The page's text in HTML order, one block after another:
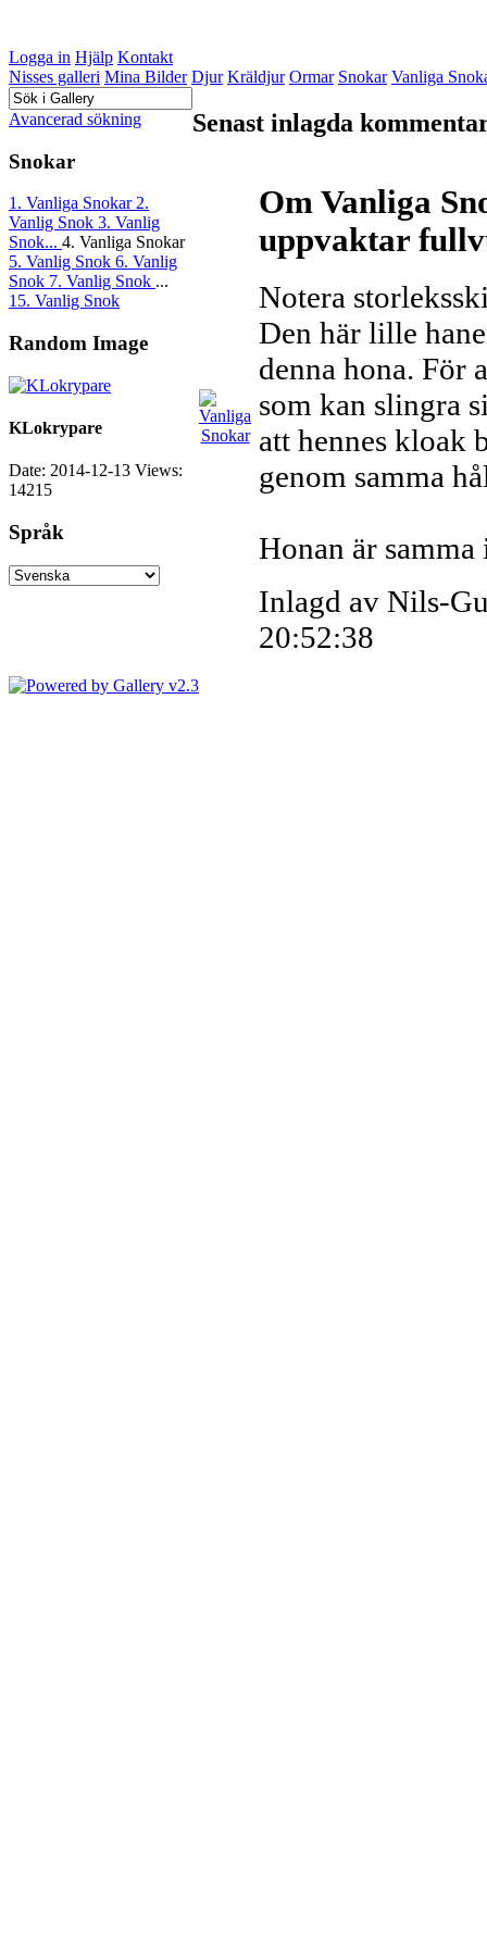
Logga in Hjälp Kontakt
Nisses galleri Mina Bilder Djur Kräldjur Ormar Snokar Vanliga
Avancerad sökning
Snokar
1. Vanliga Snokar2.
Vanlig Snok 3. Vanlig
Snok... 4. Vanliga Snokar
5. Vanlig Snok 6. Vanlig
Snok 7. Vanlig Snok ...
15. Vanlig Snok
Random Image
KLokrypare
Date: 2014-12-13 Views:
14215
Språk
Senast inlagda
Om Vanliga
uppvaktar
Notera
Den här lille
denna hona. För
som kan slingra
att hennes kloak
genom samma
Honan är
Inlagd av Nils-
20:52:38